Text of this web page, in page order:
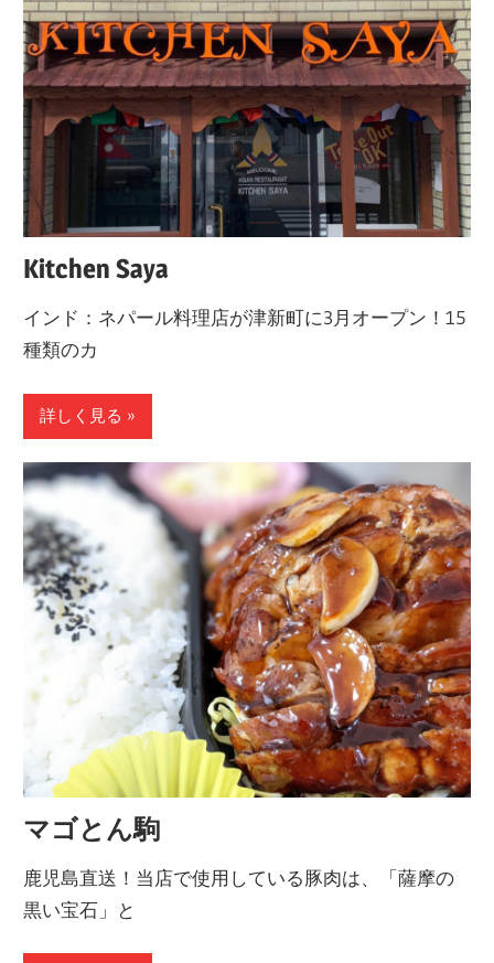
Kitchen Saya
インド：ネパール料理店が津新町に3月オープン！15
種類のカ
詳しく見る
マゴとん駒
鹿児島直送！当店で使用している豚肉は、「薩摩の
黒い宝石」と